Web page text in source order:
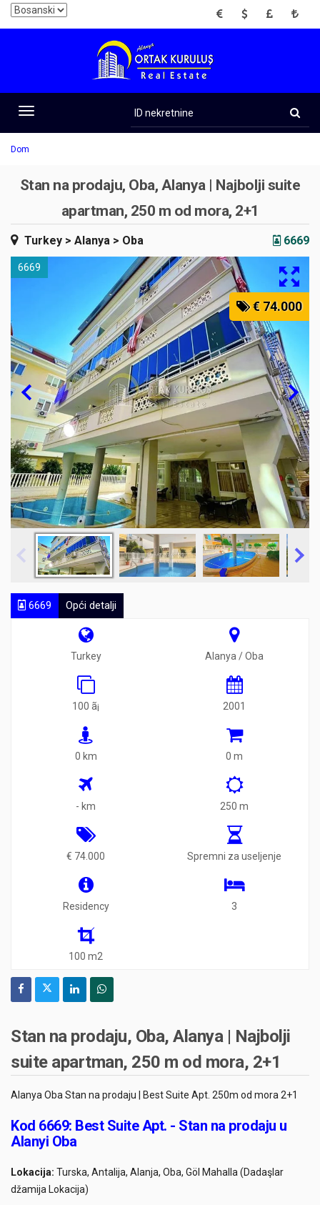
EUR USD GBP TRY
Toggle
navigation
nekretnine
Dom
Stan na prodaju, Oba, Alanya | Najbolji suite
apartman, 250 m od mora, 2+1
Turkey > Alanya > Oba 6669
6669
€ 74.000
6669 Opći detalji
Turkey Alanya / Oba
100 ã¡ 2001
0 km 0 m
- km 250 m
€ 74.000 Spremni za useljenje
Residency 3
100 m2
Stan na prodaju, Oba, Alanya | Najbolji
suite apartman, 250 m od mora, 2+1
Alanya Oba Stan na prodaju | Best Suite Apt. 250m od mora 2+1
Kod 6669: Best Suite Apt. - Stan na prodaju u
Alanyi Oba
Lokacija: Turska, Antalija, Alanja, Oba, Göl Mahalla (Dadaşlar
džamija Lokacija)